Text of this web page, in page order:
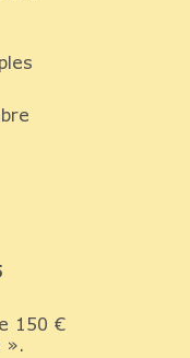
150 €
».